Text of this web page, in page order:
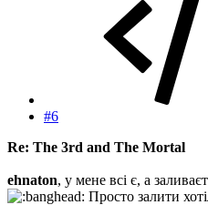
#6
Re: The 3rd and The Mortal
ehnaton, у мене всі є, а
Просто залити